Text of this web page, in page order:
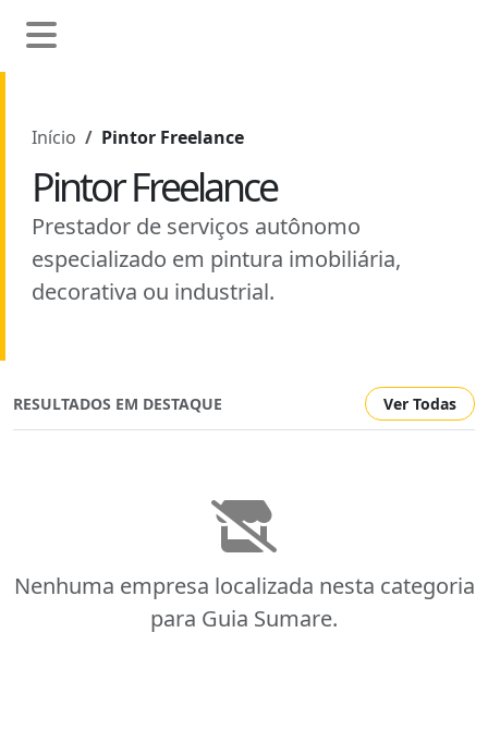
Início Pintor Freelance
Pintor Freelance
Prestador de serviços autônomo
especializado em pintura imobiliária,
decorativa ou industrial.
RESULTADOS EM DESTAQUE Ver Todas
Nenhuma empresa localizada nesta categoria
para Guia Sumare.